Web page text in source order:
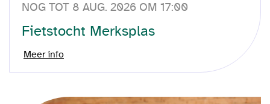
NOG TOT 8 AUG. 2026 OM 17:00
Fietstocht Merksplas
Meer info